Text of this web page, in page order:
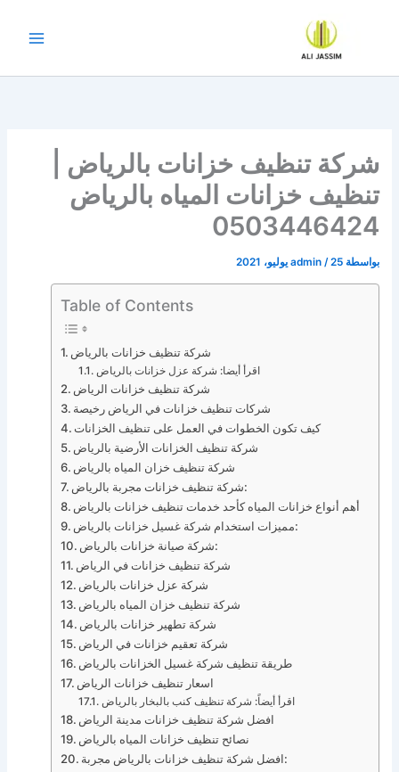
شركة تنظيف خزانات بالرياض |
تنظيف خزانات المياه بالرياض
0503446424
بواسطة admin /25 يوليو، 2021
Table of Contents
شركة تنظيف خزانات بالرياض
اقرأ أيضا: شركة عزل خزانات بالرياض
شركة تنظيف خزانات الرياض
شركات تنظيف خزانات في الرياض رخيصة
كيف تكون الخطوات في العمل على تنظيف الخزانات
شركة تنظيف الخزانات الأرضية بالرياض
شركة تنظيف خزان المياه بالرياض
شركة تنظيف خزانات مجربة بالرياض:
أهم أنواع خزانات المياه كأحد خدمات تنظيف خزانات بالرياض
مميزات استخدام شركة غسيل خزانات بالرياض:
شركة صيانة خزانات بالرياض:
شركة تنظيف خزانات في الرياض
شركة عزل خزانات بالرياض
شركة تنظيف خزان المياه بالرياض
شركة تطهير خزانات بالرياض
شركة تعقيم خزانات في الرياض
طريقة تنظيف شركة غسيل الخزانات بالرياض
اسعار تنظيف خزانات الرياض
اقرأ أيضاً: شركة تنظيف كنب بالبخار بالرياض
افضل شركة تنظيف خزانات مدينة الرياض
نصائح تنظيف خزانات المياه بالرياض
افضل شركة تنظيف خزانات بالرياض مجربة: